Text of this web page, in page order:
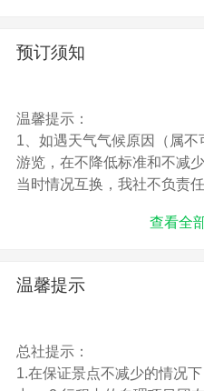
险及航空保险。
客自由活动时除外）
>>交通：
>>购物：全程无购物
>>其它:乔家大院半票退20
预订须知
温馨提示：
1、如遇天气气候原因（属
游览，在不降低标准和不减
当时情况互换，我社不负责
用。请收客时务必告知游客
当于三星宾馆；同性拼住或
3、如游客持有老年证、学生
等门票产生优惠，按折扣后
查看全
温馨提示
总社提示：
1.在保证景点不减少的情况